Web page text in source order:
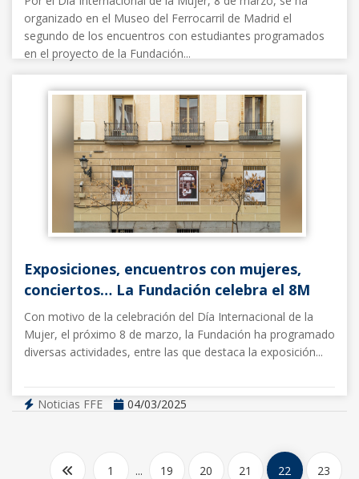
organizado en el Museo del Ferrocarril de Madrid el
segundo de los encuentros con estudiantes programados
en el proyecto de la Fundación...
04/03/2025
Exposiciones, encuentros con mujeres,
conciertos… La Fundación celebra el 8M
Con motivo de la celebración del Día Internacional de la
Mujer, el próximo 8 de marzo, la Fundación ha programado
diversas actividades, entre las que destaca la exposición...
Noticias FFE 04/03/2025
1 ... 19 20 21 22 23